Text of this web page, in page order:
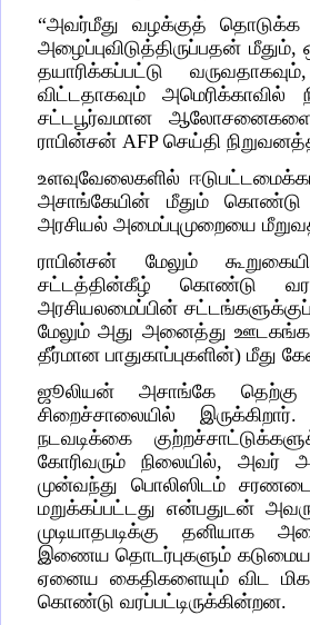
“அவர்மீது வழக்குத்
தொடுக்க
அழைப்புவிடுத்திருப்பதன் மீதும்,
தயாரிக்கப்பட்டு
வருவதாகவும்
விட்டதாகவும்
அமெரிக்காவில்
சட்டபூர்வமான
ராபின்சன் AFP செய்தி
உளவுவேலைகளில்
அசாங்கேயின்
மீதும்
கொண்டு
அரசியல் அமைப்புமுறையை
ராபின்சன்
மேலும்
சட்டத்தின்கீழ்
கொண்டு
அரசியலமைப்பின்
மேலும் அது அனைத்து
தீர்மான பாதுகாப்புகளின்) மீது
ஜூலியன்
அசாங்கே
தெற்கு
சிறைச்சாலையில்
இருக்கிறார்
நடவடிக்கை
கோரிவரும்
நிலையில், அவர்
முன்வந்து
பொலிஸிடம்
மறுக்கப்பட்டது என்பதுடன்
முடியாதபடிக்கு
தனியாக
இணைய தொடர்புகளும்
ஏனைய கைதிகளையும் விட
கொண்டு வரப்பட்டிருக்கின்றன